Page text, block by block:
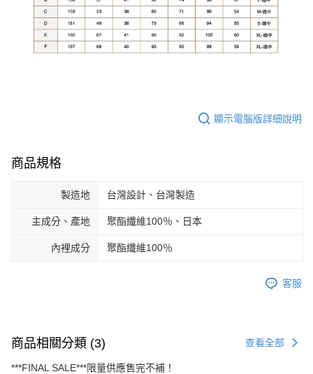
顯示電腦版詳細說明
商品規格
製造地 台灣設計、台灣製造
主成分、產地 聚酯纖維100％、日本
內裡成分 聚酯纖維100％
客服
商品相關分類 (3) 查看全部
***FINAL SALE***限量供應售完不補！